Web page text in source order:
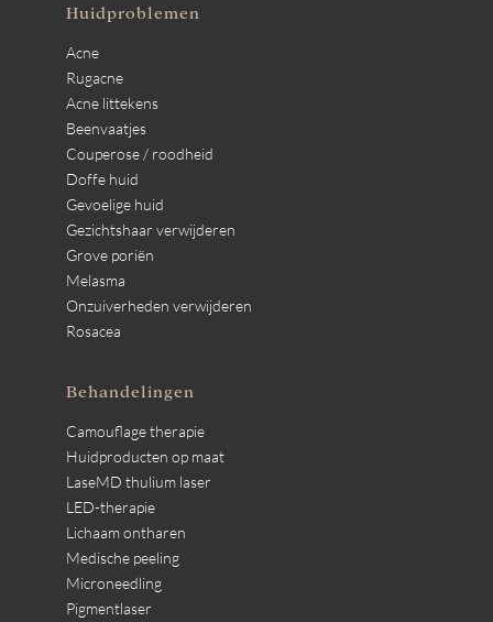
Huidproblemen
Acne
Rugacne
Acne littekens
Beenvaatjes
Couperose / roodheid
Doffe huid
Gevoelige huid
Gezichtshaar verwijderen
Grove poriën
Melasma
Onzuiverheden verwijderen
Rosacea
Behandelingen
Camouflage therapie
Huidproducten op maat
LaseMD thulium laser
LED-therapie
Lichaam ontharen
Medische peeling
Microneedling
Pigmentlaser